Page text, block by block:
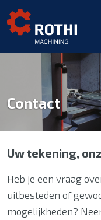
Contact
Uw tekening,
Heb je een vraag
uitbesteden of
mogelijkheden?